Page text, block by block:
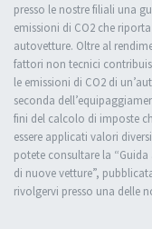
presso le nostre filiali una
emissioni di CO2 che
autovetture. Oltre al
fattori non tecnici
le emissioni di CO2 di
seconda
fini del calcolo di imposte
essere applicati valori
potete consultare la
di nuove vetture”,
rivolgervi presso una delle